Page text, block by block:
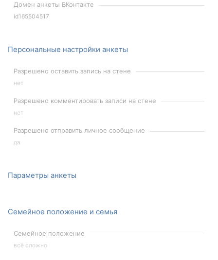
Домен анкеты ВКонтакте
id165504517
Персональные настройки анкеты
Разрешено оставить запись на стене
нет
Разрешено комментировать записи на стене
нет
Разрешено отправить личное сообщение
да
Параметры анкеты
Семейное положение и семья
Семейное положение
всё сложно